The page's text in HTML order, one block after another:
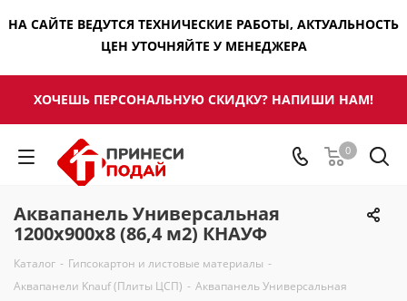
НА САЙТЕ ВЕДУТСЯ ТЕХНИЧЕСКИЕ РАБОТЫ, АКТУАЛЬНОСТЬ
ЦЕН УТОЧНЯЙТЕ У МЕНЕДЖЕРА
ХОЧЕШЬ ПЕРСОНАЛЬНУЮ СКИДКУ? НАПИШИ НАМ!
0
Аквапанель Универсальная
1200x900x8 (86,4 м2) КНАУФ
Каталог - Гипсокартон и листовые материалы -
Аквапанели Knauf (Плиты ЦСП) - Аквапанель Универсальная